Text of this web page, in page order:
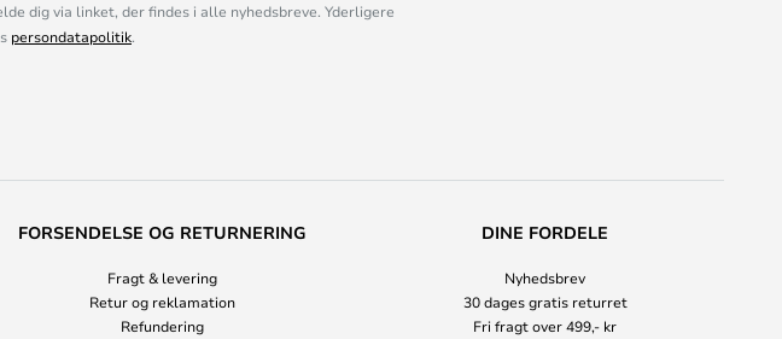
dig via linket, der findes i alle nyhedsbreve. Yderligere
persondatapolitik.
FORSENDELSE OG RETURNERING
Fragt & levering
Retur og reklamation
Refundering
DINE FORDELE
Nyhedsbrev
30 dages gratis returret
Fri fragt over 499,- kr